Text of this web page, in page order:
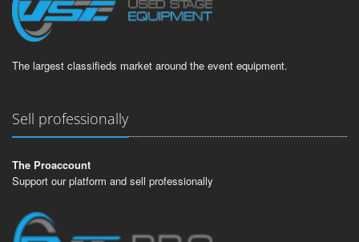
The largest classifieds market around the event equipment.
Sell professionally
The Proaccount
Support our platform and sell professionally